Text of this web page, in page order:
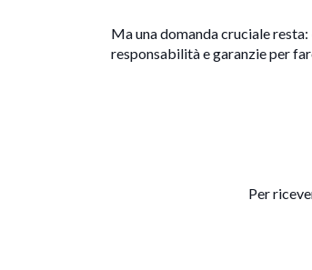
Ma una domanda cruciale resta:
responsabilità e garanzie per
Per